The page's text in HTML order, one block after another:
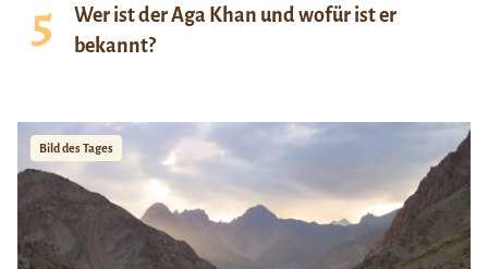
Wer ist der Aga Khan und wofür ist er
bekannt?
Bild des Tages